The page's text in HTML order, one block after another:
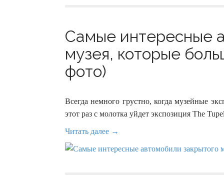
Самые интересные
музея, которые
фото)
Всегда немного грустно, когда музейные
этот раз с молотка уйдет экспозиция The
Читать далее →